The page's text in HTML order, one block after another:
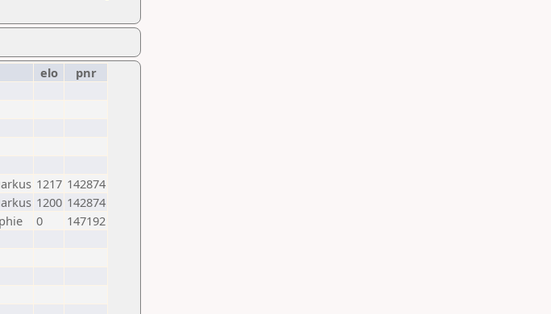
elo
pnr
1217 142874
1200 142874
0
147192